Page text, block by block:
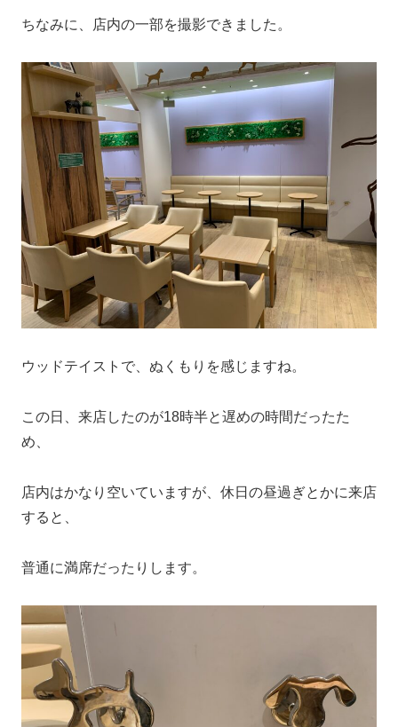
ちなみに、店内の一部を撮影できました。
ウッドテイストで、ぬくもりを感じますね。
この日、来店したのが18時半と遅めの時間だったた
め、
店内はかなり空いていますが、休日の昼過ぎとかに来店
すると、
普通に満席だったりします。